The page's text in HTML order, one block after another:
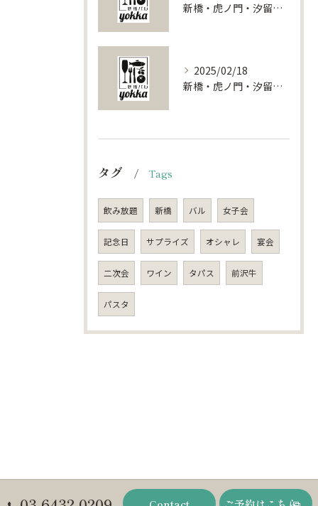
新橋・虎ノ門・汐留で叶える特別な宴会！貸切スポット徹底ガイド
2025/02/18
新橋・虎ノ門・汐留で叶える特別な貸切パーティー体験：東京都港区の魅力を探る
タグ Tags
飲み放題 新橋 バル 女子会
記念日 サプライズ オシャレ 宴会
二次会 ワイン タパス 前沢牛
パスタ